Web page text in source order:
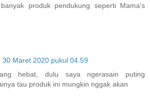
produk pendukung seperti Mama's
30 Maret 2020 pukul 04.59
hebat, dulu saya ngerasain puting
tau produk ini mungkin nggak akan